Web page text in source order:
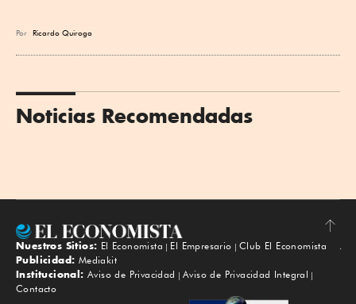
Por Ricardo Quiroga
Noticias Recomendadas
Subir
Nuestros Sitios: El Economista El Empresario
Club El Economista
Publicidad: Mediakit
Institucional: Aviso de Privacidad
Aviso de Privacidad Integral
Contacto